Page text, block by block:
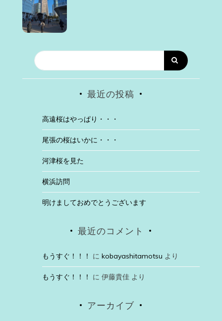
最近の投稿
高遠桜はやっぱり・・・
尾張の桜はいかに・・・
河津桜を見た
横浜訪問
明けましておめでとうございます
最近のコメント
もうすぐ！！！ に kobayashitamotsu より
もうすぐ！！！ に 伊藤貴佳より
アーカイブ